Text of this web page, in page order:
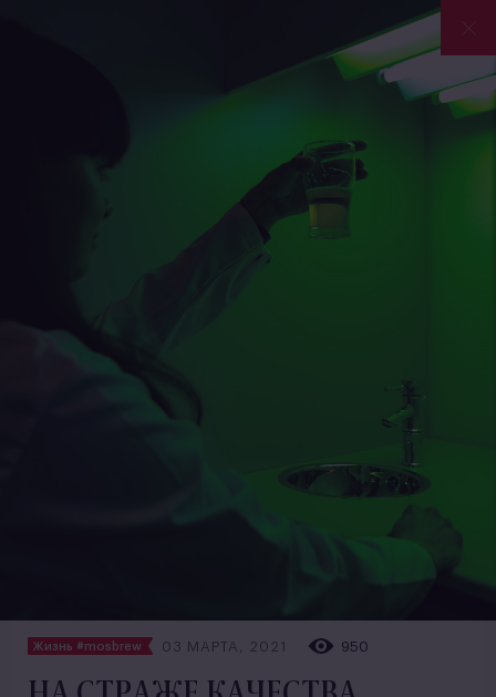
Жизнь #mosbrew 03 МАРТА, 2021 950